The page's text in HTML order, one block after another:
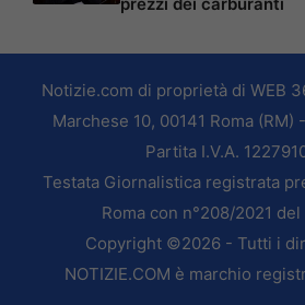
Notizie.com di proprietà di WEB
Marchese 10, 00141 Roma (RM)
Partita I.V.A.
Testata Giornalistica registrata
Roma con n°208/2021 del
Copyright ©2026 - Tutti i
NOTIZIE.COM è marchio